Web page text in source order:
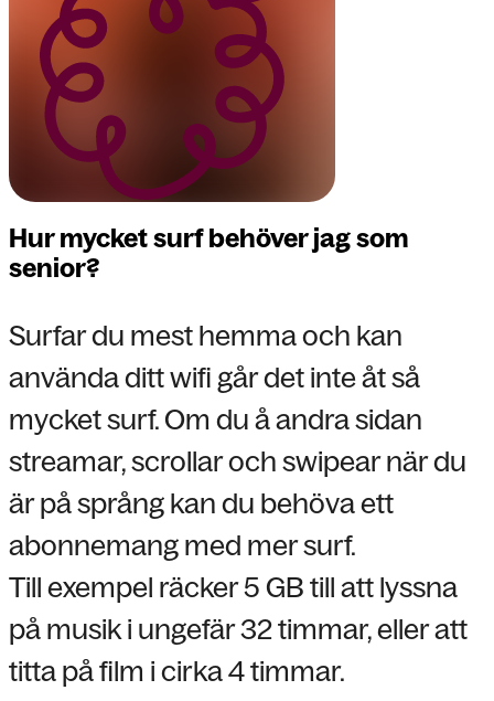
Hur mycket surf behöver jag som
senior?
Surfar du mest hemma och kan
använda ditt wifi går det inte åt så
mycket surf. Om du å andra sidan
streamar, scrollar och swipear när du
är på språng kan du behöva ett
abonnemang med mer surf.
Till exempel räcker 5 GB till att lyssna
på musik i ungefär 32 timmar, eller att
titta på film i cirka 4 timmar.